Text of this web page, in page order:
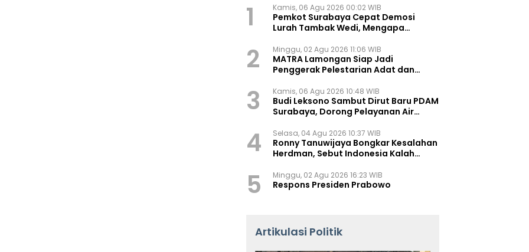
1 Kamis, 06 Agu 2026 00:02 WIB
Pemkot Surabaya Cepat Demosi
Lurah Tambak Wedi, Mengapa
2 Minggu, 02 Agu 2026 11:06 WIB
MATRA Lamongan Siap Jadi
Penggerak Pelestarian Adat dan
3 Kamis, 06 Agu 2026 10:48 WIB
Budi Leksono Sambut Dirut Baru PDAM
Surabaya, Dorong Pelayanan Air
4 Selasa, 04 Agu 2026 10:37 WIB
Ronny Tanuwijaya Bongkar Kesalahan
Herdman, Sebut Indonesia Kalah
5 Minggu, 02 Agu 2026 16:23 WIB
Respons Presiden Prabowo
Artikulasi Politik